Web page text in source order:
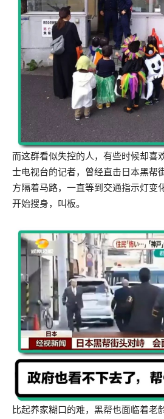
而这群看似失控的人，有些时候却喜
士电视台的记者，曾经直击日本黑帮
方隔着马路，一直等到交通指示灯变
开始搜身，叫板。
比起养家糊口的难，黑帮也面临着老